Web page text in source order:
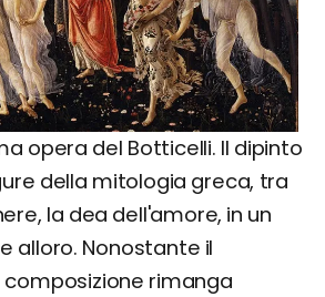
opera del Botticelli. Il dipinto
della mitologia greca, tra
la dea dell'amore, in un
alloro. Nonostante il
rimanga